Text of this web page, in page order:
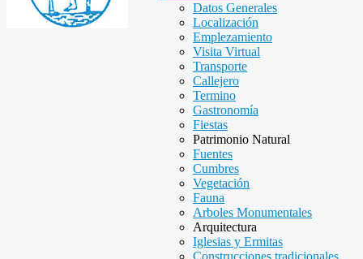
Datos Generales
Localización
Emplezamiento
Visita Virtual
Transporte
Callejero
Termino
Gastronomía
Fiestas
Patrimonio Natural
Fuentes
Cumbres
Vegetación
Fauna
Arboles Monumentales
Arquitectura
Iglesias y Ermitas
Construcciones tradicionales